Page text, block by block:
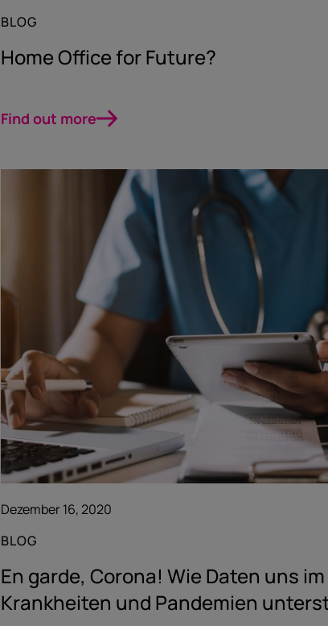
BLOG
Home Office for Future?
Find out more
Dezember 16, 2020
BLOG
En garde, Corona! Wie Daten uns
Krankheiten und Pandemien